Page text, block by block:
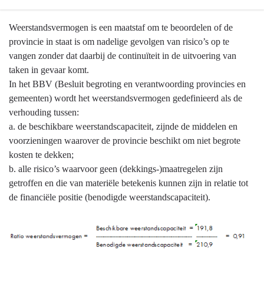
Terug
naar
navigatie
Weerstandsvermogen
risicobeheersing
Ratio
weerstandsvermogen
Weerstandsvermogen is een maatstaf om te beoordelen of de
provincie in staat is om nadelige gevolgen van risico’s op te
vangen zonder dat daarbij de continuïteit in de uitvoering van
taken in gevaar komt.
In het BBV (Besluit begroting en verantwoording provincies en
gemeenten) wordt het weerstandsvermogen gedefinieerd als de
verhouding tussen:
a. de beschikbare weerstandscapaciteit, zijnde de middelen en
voorzieningen waarover de provincie beschikt om niet begrote
kosten te dekken;
b. alle risico’s waarvoor geen (dekkings-)maatregelen zijn
getroffen en die van materiële betekenis kunnen zijn in relatie tot
de financiële positie (benodigde weerstandscapaciteit).